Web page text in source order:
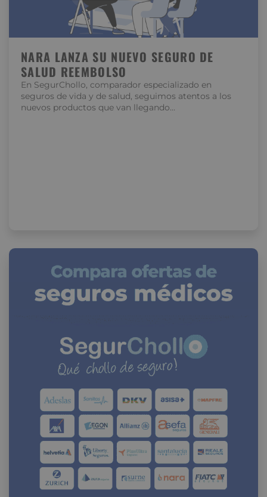
NARA LANZA SU NUEVO SEGURO DE
SALUD REEMBOLSO
En SegurChollo, comparador especializado en
seguros de vida y de salud, seguimos atentos a los
nuevos productos que van llegando…